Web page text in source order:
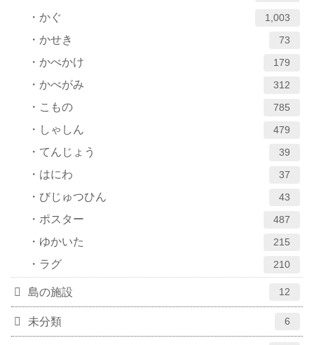
かぐ 1,003
かせき 73
かべかけ 179
かべがみ 312
こもの 785
しゃしん 479
てんじょう 39
はにわ 37
びじゅつひん 43
ポスター 487
ゆかいた 215
ラグ 210
島の施設 12
未分類 6